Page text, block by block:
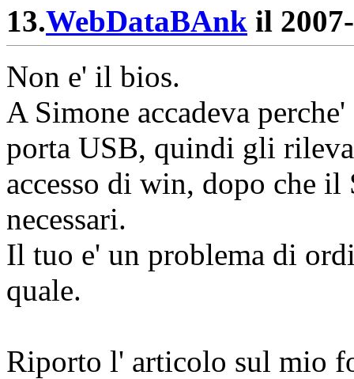
13.WebDataBAnk il
Non e' il bios.
A Simone accadeva
porta USB, quindi gli
accesso di win, dopo che
necessari.
Il tuo e' un problema di
quale.
Riporto l' articolo sul mio